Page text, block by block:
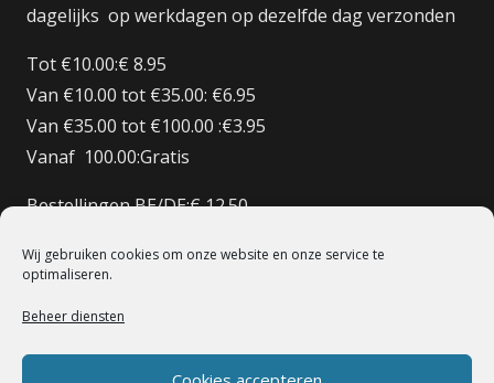
Wij gebruiken cookies om onze website en onze service te
optimaliseren.
Beheer diensten
dagelijks op werkdagen op dezelfde dag verzonden
Tot €10.00:€ 8.95
Van €10.00 tot €35.00: €6.95
Van €35.00 tot €100.00 :€3.95
Vanaf 100.00:Gratis
Bestellingen BE/DE:€ 12.50
Bestellingen FR:€15.00
© 1998 – 2022 De Heilige Koe Deventer.
Powerd By BoomerICT Artwork Base Six